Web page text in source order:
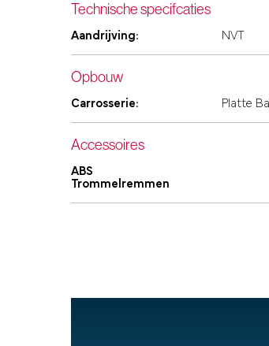
Technische specifcaties
Aandrijving: NVT
Opbouw
Carrosserie: Platte
Accessoires
ABS
Trommelremmen